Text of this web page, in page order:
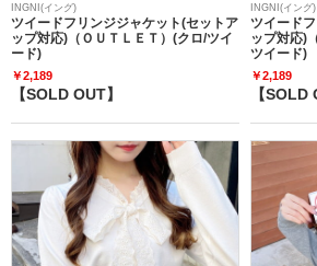
INGNI(イング)
ツイードフリンジジャケット(セットア
ップ対応)（ＯＵＴＬＥＴ）(クロ/ツイ
ード)
￥2,189
【SOLD OUT】
INGNI(イング)
ツイード
ップ対応)
ツイード)
￥2,189
【SOLD